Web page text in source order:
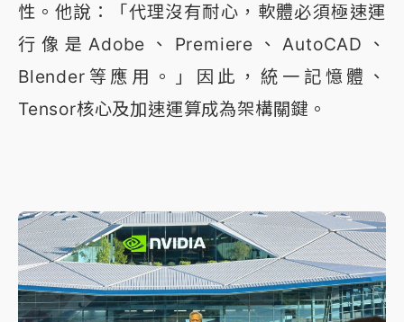
性。他說：「代理沒有耐心，軟體必須極速運
行像是Adobe、Premiere、AutoCAD、
Blender等應用。」因此，統一記憶體、
Tensor核心及加速運算成為架構關鍵。